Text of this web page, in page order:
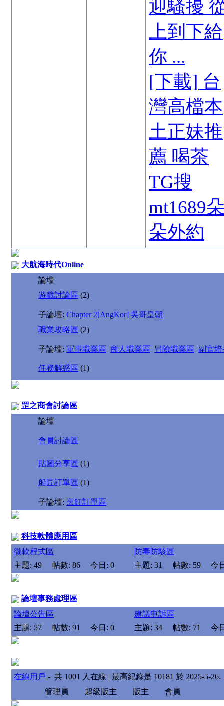
迎騷擾
上到下給
你 ...
[下載] 台
灣高檔本
土正妹推
薦 喝茶
TG搜
mt1689
朵外約
大航海時代Online
論壇
遊戲討論區 (2)
子論壇: Chapter 2[AngKor] 吳哥皇朝
職業攻略區 (2)
子論壇: 軍事職業區 商人職業區 冒險職業區 副官
任務解惑區 (1)
罡之商會討論區
論壇
會員討論區
貼圖分享區 (1)
船匠訂單區 (1)
子論壇: 烹飪訂單區
科技軟體應用區
微軟程式區
主題: 49
帖數: 86 今日: 0
防毒防駭區
主題: 31
帖數: 59 今
論壇事務處理區
論壇公告區
主題: 57
帖數: 91 今日: 0
建議申訴區
主題: 34
帖數: 71 今
在線用戶 - 共 1001 人在線 | 最高紀錄是 10181 於 2025-5-26.
管理員
超級版主 版主 會員